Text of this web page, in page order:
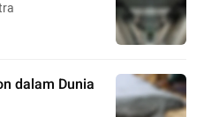
dalam Dunia